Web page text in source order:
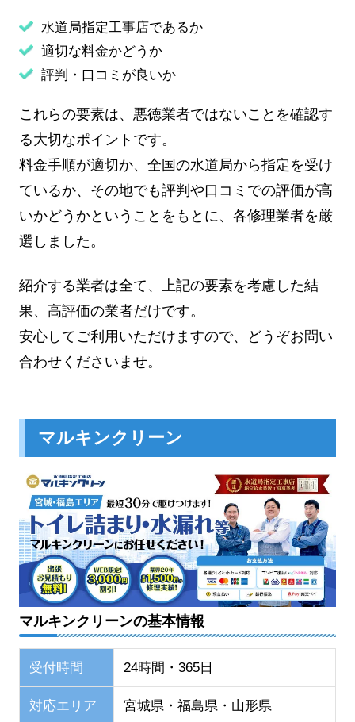
水道局指定工事店であるか
適切な料金かどうか
評判・口コミが良いか
これらの要素は、悪徳業者ではないことを確認す
る大切なポイントです。
料金手順が適切か、全国の水道局から指定を受け
ているか、その地でも評判や口コミでの評価が高
いかどうかということをもとに、各修理業者を厳
選しました。
紹介する業者は全て、上記の要素を考慮した結
果、高評価の業者だけです。
安心してご利用いただけますので、どうぞお問い
合わせくださいませ。
マルキンクリーン
マルキンクリーンの基本情報
受付時間 24時間・365日
対応エリア 宮城県・福島県・山形県